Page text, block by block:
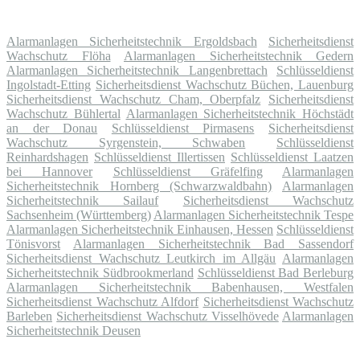
Alarmanlagen Sicherheitstechnik Ergoldsbach
Sicherheitsdienst
Wachschutz Flöha
Alarmanlagen Sicherheitstechnik Gedern
Alarmanlagen Sicherheitstechnik Langenbrettach
Schlüsseldienst
Ingolstadt-Etting Sicherheitsdienst Wachschutz Büchen, Lauenburg
Sicherheitsdienst Wachschutz Cham, Oberpfalz
Sicherheitsdienst
Wachschutz Bühlertal Alarmanlagen Sicherheitstechnik Höchstädt
an der Donau
Schlüsseldienst Pirmasens
Sicherheitsdienst
Wachschutz Syrgenstein, Schwaben
Schlüsseldienst
Reinhardshagen Schlüsseldienst Illertissen Schlüsseldienst Laatzen
bei Hannover
Schlüsseldienst Gräfelfing
Alarmanlagen
Sicherheitstechnik Hornberg (Schwarzwaldbahn)
Alarmanlagen
Sicherheitstechnik Sailauf
Sicherheitsdienst Wachschutz
Sachsenheim (Württemberg) Alarmanlagen Sicherheitstechnik Tespe
Alarmanlagen Sicherheitstechnik Einhausen, Hessen Schlüsseldienst
Tönisvorst
Alarmanlagen Sicherheitstechnik Bad Sassendorf
Sicherheitsdienst Wachschutz Leutkirch im Allgäu Alarmanlagen
Sicherheitstechnik Südbrookmerland Schlüsseldienst Bad Berleburg
Alarmanlagen Sicherheitstechnik Babenhausen, Westfalen
Sicherheitsdienst Wachschutz Alfdorf Sicherheitsdienst Wachschutz
Barleben Sicherheitsdienst Wachschutz Visselhövede Alarmanlagen
Sicherheitstechnik Deusen